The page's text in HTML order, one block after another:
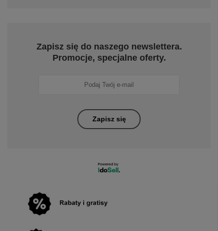
Zapisz się do naszego newslettera.
Promocje, specjalne oferty.
Zapisz się